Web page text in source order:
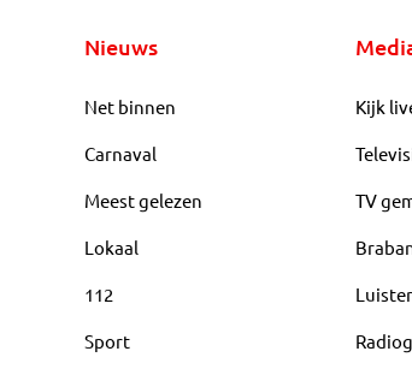
Nieuws
Net binnen
Carnaval
Meest gelezen
Lokaal
112
Sport
Kijk
TV